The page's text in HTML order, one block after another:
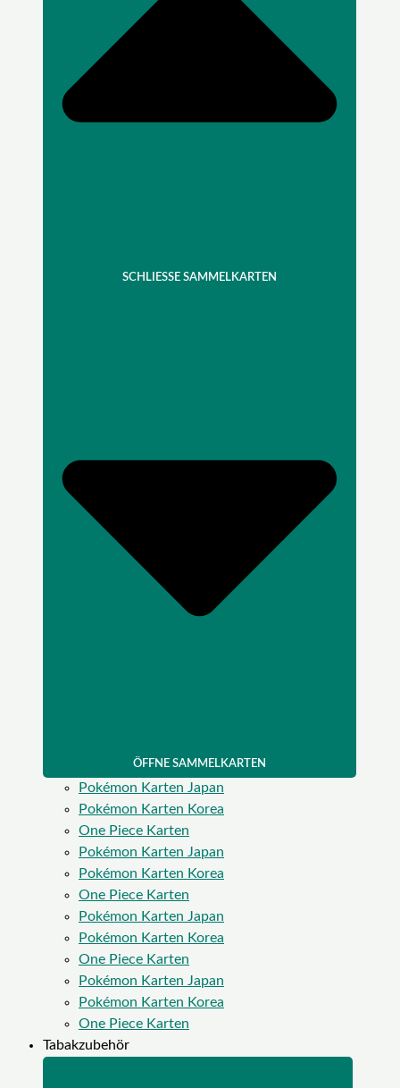
SCHLIESSE SAMMELKARTEN
ÖFFNE SAMMELKARTEN
Pokémon Karten Japan
Pokémon Karten Korea
One Piece Karten
Pokémon Karten Japan
Pokémon Karten Korea
One Piece Karten
Pokémon Karten Japan
Pokémon Karten Korea
One Piece Karten
Pokémon Karten Japan
Pokémon Karten Korea
One Piece Karten
Tabakzubehör